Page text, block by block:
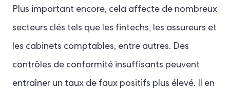
Plus important encore, cela affecte de nombreux
secteurs clés tels que les fintechs, les assureurs et
les cabinets comptables, entre autres. Des
contrôles de conformité insuffisants peuvent
entraîner un taux de faux positifs plus élevé. Il en